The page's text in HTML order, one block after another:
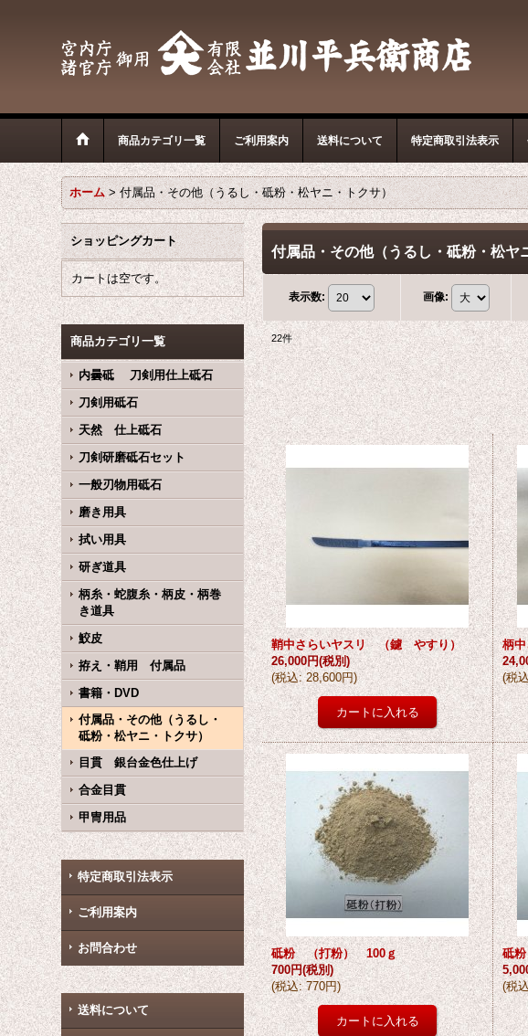
商品カテゴリ一覧 ご利用案内 送料について 特定商取引法表示
ホーム > 付属品・その他（うるし・砥粉・松ヤニ・トクサ）
ショッピングカート
カートは空です。
商品カテゴリ一覧
内曇砥 刀剣用仕上砥石
刀剣用砥石
天然 仕上砥石
刀剣研磨砥石セット
一般刃物用砥石
磨き用具
拭い用具
研ぎ道具
柄糸・蛇腹糸・柄皮・柄巻
き道具
鮫皮
拵え・鞘用 付属品
書籍・DVD
付属品・その他（うるし・
砥粉・松ヤニ・トクサ）
目貫 銀台金色仕上げ
合金目貫
甲冑用品
特定商取引法表示
ご利用案内
お問合わせ
送料について
付属品・その他（うるし・砥粉・松ヤ
表示数: 画像:
22件
鞘中さらいヤスリ （鑢 やすり）
26,000円(税別)
(税込: 28,600円)
柄
(税
砥粉 （打粉） 100ｇ
700円(税別)
(税込: 770円)
砥
(税込